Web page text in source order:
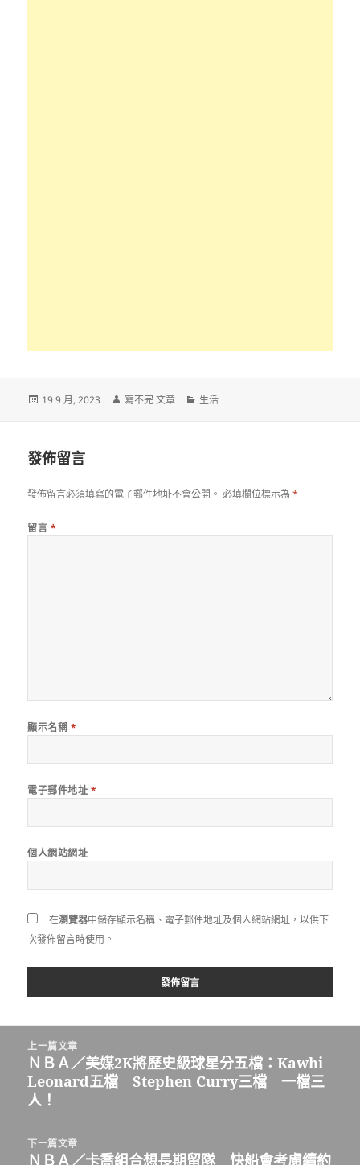
發
19 9 月, 2023
作
寫不完 文章
分
生活
發佈留言
發佈留言必須填寫的電子郵件地址不會公開。 必填欄位標示為*
留言 *
顯示名稱 *
電子郵件地址 *
個人網站網址
在瀏覽器中儲存顯示名稱、電子郵件地址及個人網站網址，以供下
次發佈留言時使用。
上一篇文章
上
一
篇
章:
ＮＢＡ／美媒2K將歷史級球星分五檔：Kawhi
Leonard五檔 Stephen Curry三檔 一檔三
人！
下一篇文章
下
ＮＢＡ／卡喬組合想長期留隊 快船會考慮續約